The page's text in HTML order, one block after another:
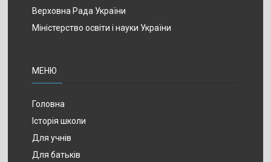
Верховна Рада України
Міністерство освіти і науки України
МЕНЮ
Головна
Історія школи
Для учнів
Для батьків